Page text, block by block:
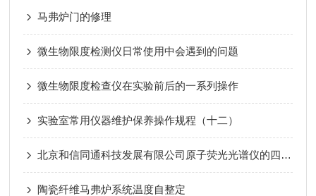
马弗炉门的修理
微生物限度检测仪日常使用中会遇到的问题
微生物限度检查仪在实验前后的一系列操作
实验室常用仪器维护保养操作规程（十二）
北京和信同通科技发展有限公司原子荧光光谱仪的四大特点：多 快 好 省
陶瓷纤维马弗炉系统温度自整定